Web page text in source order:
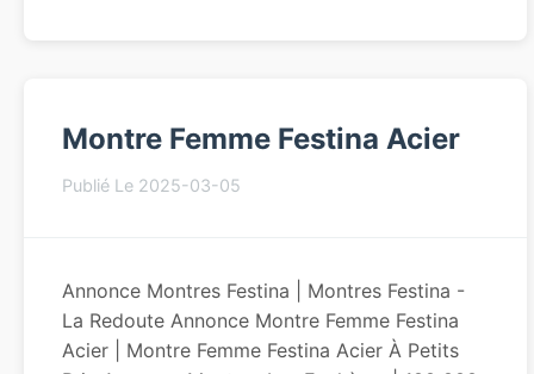
Montre Femme Festina Acier
Publié Le 2025-03-05
Annonce Montres Festina | Montres Festina -
La Redoute Annonce Montre Femme Festina
Acier | Montre Femme Festina Acier À Petits